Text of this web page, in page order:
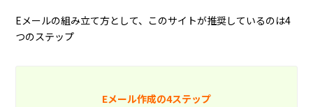
Eメールの組み立て方として、このサイトが推奨しているのは4
つのステップ
Eメール作成の4ステップ